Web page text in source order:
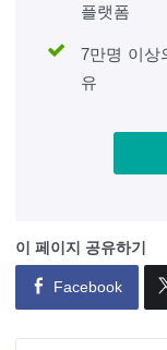
플랫폼
7만명 이상
유
이 페이지 공유하기
Facebook